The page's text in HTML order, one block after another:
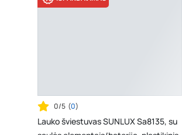
0/5 (0)
Lauko šviestuvas SUNLUX Sa8135, su